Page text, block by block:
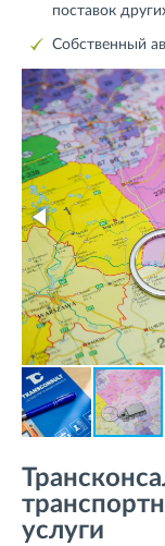
поставок
Собственный
услуги